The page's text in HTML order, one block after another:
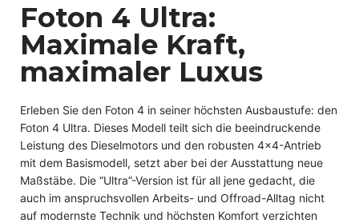
Foton 4 Ultra:
Maximale Kraft,
maximaler Luxus
Erleben Sie den Foton 4 in seiner höchsten Ausbaustufe: den
Foton 4 Ultra. Dieses Modell teilt sich die beeindruckende
Leistung des Dieselmotors und den robusten 4×4-Antrieb
mit dem Basismodell, setzt aber bei der Ausstattung neue
Maßstäbe. Die “Ultra”-Version ist für all jene gedacht, die
auch im anspruchsvollen Arbeits- und Offroad-Alltag nicht
auf modernste Technik und höchsten Komfort verzichten